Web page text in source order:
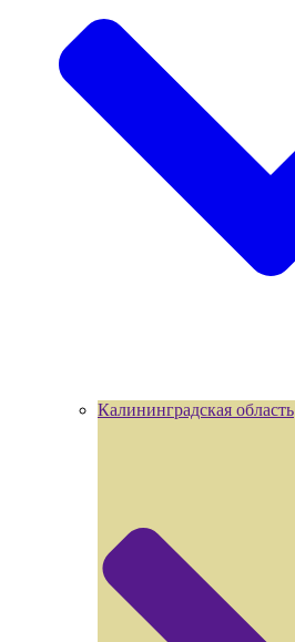
Калининградская область